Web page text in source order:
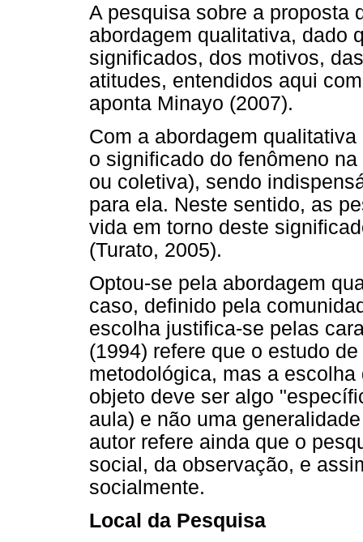
A pesquisa sobre a proposta
abordagem qualitativa, dado
significados, dos motivos,
atitudes, entendidos aqui
aponta Minayo (2007).
Com a abordagem
o significado do fenômeno
ou coletiva), sendo
para ela. Neste sentido, as
vida em torno deste
(Turato, 2005).
Optou-se pela abordagem
caso, definido pela
escolha justifica-se pelas
(1994) refere que o estudo
metodológica, mas a
objeto deve ser algo
aula) e não uma
autor refere ainda que o
social, da observação, e
socialmente.
Local da Pesquisa